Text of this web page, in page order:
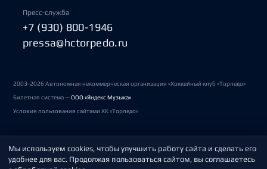
Пресс-служба
+7 (930) 800-1946
pressa@hctorpedo.ru
2003-2026 Автономная некоммерческая организация «Хоккейный клуб «Торпедо»
Билетная система —ООО «Яндекс Музыка»
Условия пользования сайтами ХК «Торпедо»
Политика обработки персональных данных
Мы используем cookies, чтобы улучшить работу сайта и сделать его
удобнее для вас. Продолжая пользоваться сайтом, вы соглашаетесь